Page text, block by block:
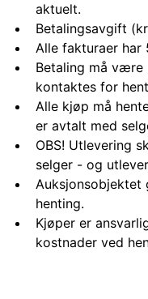
aktuelt.
Betalingsavgift
Alle fakturaer har
Betaling må
kontaktes for
Alle kjøp må
er avtalt med
OBS! Utlevering
selger - og
Auksjonsobjektet
henting.
Kjøper er
kostnader ved